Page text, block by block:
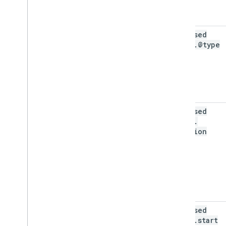
released
. @type
released
.
location
released
. start